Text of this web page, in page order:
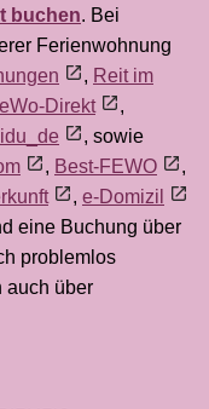
buchen. Bei
Ferienwohnung
, Reit im
Direkt
,
, sowie
, Best-FEWO
,
, e-Domizil
eine Buchung über
problemlos
auch über